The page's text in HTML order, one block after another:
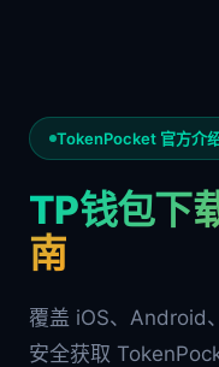
TokenPocket 官方介
TP钱包下
南
覆盖 iOS、Android
安全获取